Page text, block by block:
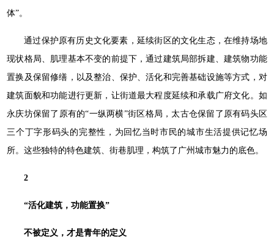
体”。
通过保护原有历史文化要素，延续街区的文化生态，在维持场地
现状格局、肌理基本不变的前提下，通过建筑局部拆建、建筑物功能
置换及保留修缮，以及整治、保护、活化和完善基础设施等方式，对
建筑面貌和功能进行更新，让街道最大程度延续和承载广府文化。如
永庆坊保留了原有的“一纵两横”街区格局，太古仓保留了原有码头区
三个丁字形码头的完整性，为回忆当时市民的城市生活提供记忆场
所。这些独特的特色建筑、街巷肌理，构筑了广州城市魅力的底色。
2
“活化建筑，功能置换”
不被定义，才是青年的定义